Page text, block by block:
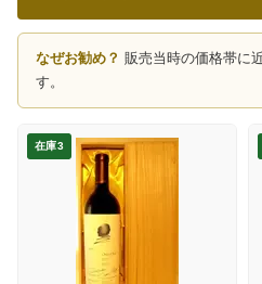
なぜお勧め？ 販売当時の価格帯に
す。
在庫3